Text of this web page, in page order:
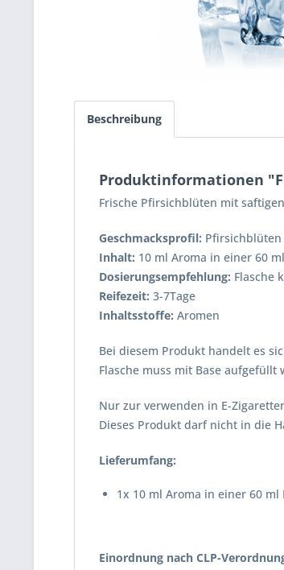
Beschreibung
Produktinformationen
Frische Pfirsichblüten mit
Geschmacksprofil: Pfirsichblüten
Inhalt: 10 ml Aroma in einer 60
Dosierungsempfehlung: Flasche
Reifezeit: 3-7Tage
Inhaltsstoffe: Aromen
Bei diesem Produkt handelt es
Flasche muss mit Base aufgefüllt
Nur zur verwenden in E-
Dieses Produkt darf nicht in die
Lieferumfang:
1x 10 ml Aroma in einer 60 ml
Einordnung nach CLP-